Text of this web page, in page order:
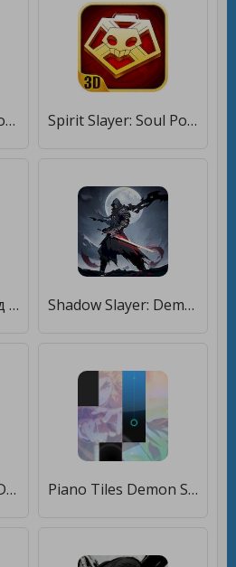
Slayer Legend [Много монет] Spirit Slayer: Soul Power [Бесплатные покупки]
Slayer Legend [Мод меню] Shadow Slayer: Demon Hunter [Много денег]
Idle RPG : Reviving Demon King [Много монет] Piano Tiles Demon Slayer Anime [Много монет]